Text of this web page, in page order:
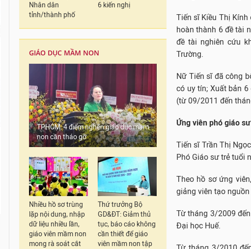
Nhân dân
tỉnh/thành phố
6 kiến nghị
GIÁO DỤC MẦM NON
TPHCM: 4 điểm nghẽn giáo dục mầm
non cần tháo gỡ
Nhiều hồ sơ trùng
lặp nội dung, nhập
dữ liệu nhiều lần,
giáo viên mầm non
mong rà soát cắt
Thứ trưởng Bộ
GD&ĐT: Giảm thủ
tục, báo cáo không
cần thiết để giáo
viên mầm non tập
Ứng viên phó giáo
Tiến sĩ Trần Thị
Theo hồ sơ ứng
giảng viên tạo
Từ tháng 3/2009
Từ tháng 3/2010
Từ tháng 9/2015
Từ tháng 12/2017